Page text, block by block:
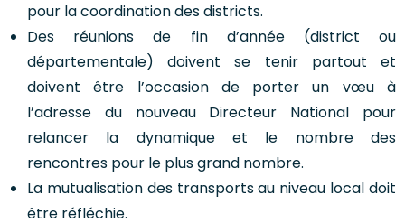
pour la coordination des districts.
Des réunions de fin d’année (district ou
départementale) doivent se tenir partout et
doivent être l’occasion de porter un vœu à
l’adresse du nouveau Directeur National pour
relancer la dynamique et le nombre des
rencontres pour le plus grand nombre.
La mutualisation des transports au niveau local doit
être réfléchie.